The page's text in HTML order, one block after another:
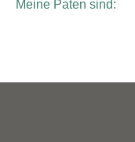
Meine Paten sind: